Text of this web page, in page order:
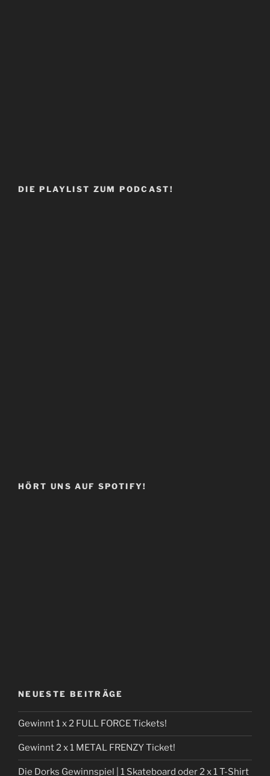
DIE PLAYLIST ZUM PODCAST!
HÖRT UNS AUF SPOTIFY!
NEUESTE BEITRÄGE
Gewinnt 1 x 2 FULL FORCE Tickets!
Gewinnt 2 x 1 METAL FRENZY Ticket!
Die Dorks Gewinnspiel | 1 Skateboard oder 2 x 1 T-Shirt